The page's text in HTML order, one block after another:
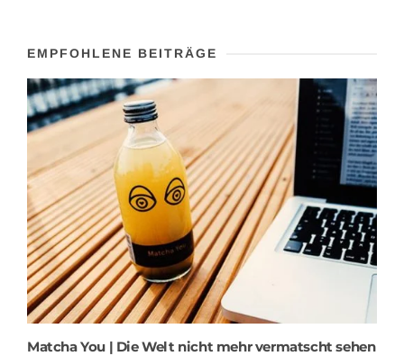
EMPFOHLENE BEITRÄGE
Matcha You | Die Welt nicht mehr vermatscht sehen